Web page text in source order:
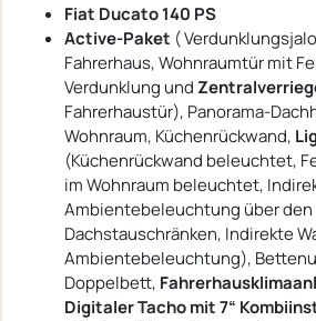
Fiat Ducato 140 PS
Active-Paket (
Fahrerhaus, Wohnraumtür mit
Verdunklung und
Fahrerhaustür), Panorama-
Wohnraum, Küchenrückwand,
(Küchenrückwand beleuchtet,
im Wohnraum beleuchtet,
Ambientebeleuchtung über den
Dachstauschränken, Indirekte
Ambientebeleuchtung),
Doppelbett,
Digitaler Tacho mit 7“